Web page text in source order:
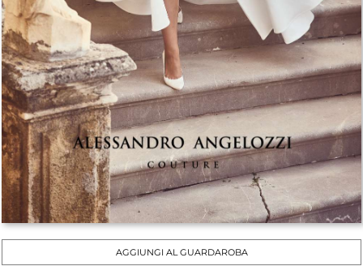
AGGIUNGI AL GUARDAROBA